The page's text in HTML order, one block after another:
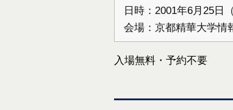
日時：2001年6月25日
会場：京都精華大学情
入場無料・予約不要